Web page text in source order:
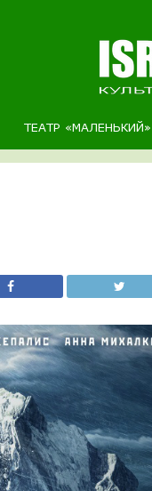
ТЕАТР «МАЛЕНЬКИЙ»